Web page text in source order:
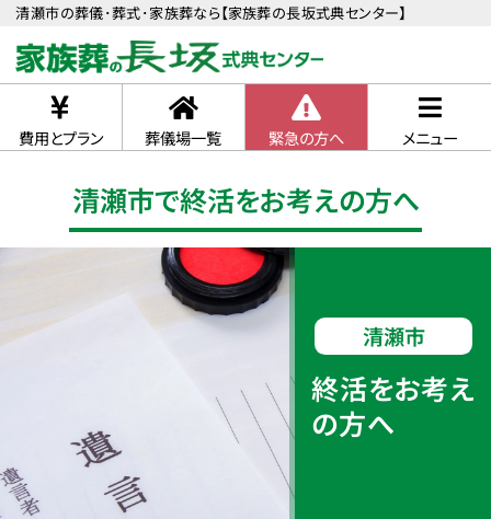
清瀬市の葬儀･葬式･家族葬なら【家族葬の長坂式典センター】
費用とプラン 葬儀場一覧 緊急の方へ メニュー
清瀬市で終活をお考えの方へ
清瀬市
終活をお考え
の方へ